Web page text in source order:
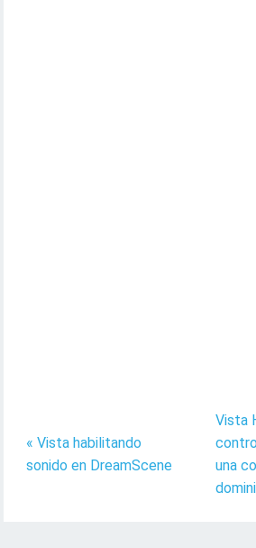
« Vista habilitando
sonido en DreamScene
Vista
una